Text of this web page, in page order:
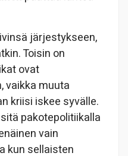
järjestykseen,
Toisin on
ovat
vaikka muuta
kriisi iskee syvälle.
pakotepolitiikalla
vain
kun sellaisten